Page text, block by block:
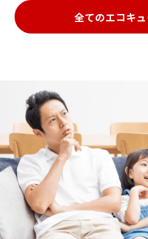
全てのエコキ